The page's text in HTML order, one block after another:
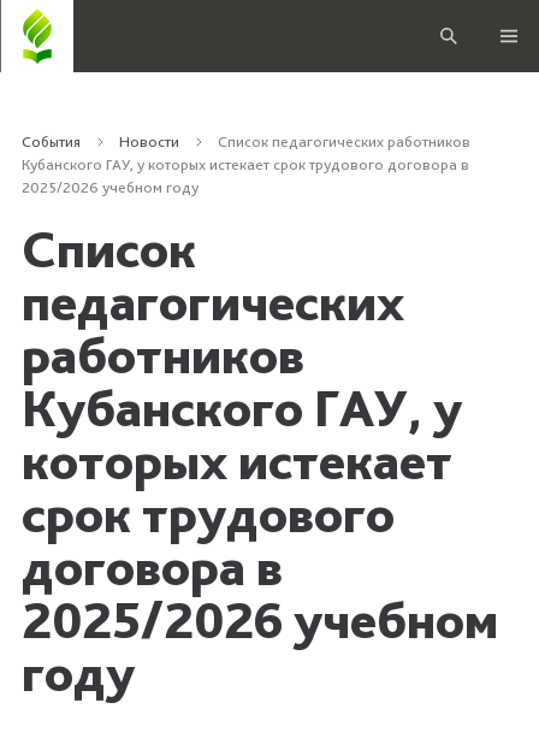
События Новости
Список педагогических работников
Кубанского ГАУ, у которых истекает срок трудового договора в
2025/2026 учебном году
Список
педагогических
работников
Кубанского ГАУ, у
которых истекает
срок трудового
договора в
2025/2026 учебном
году